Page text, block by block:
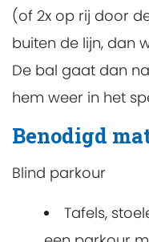
(of 2x op rij door
buiten de lijn, dan
De bal gaat dan
hem weer in het
Benodigd
Blind parkour
Tafels,